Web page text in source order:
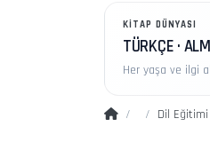
KITAP DÜNYASI
TÜRKÇE ·
Her yaşa ve ilgi
Dil Eğitimi